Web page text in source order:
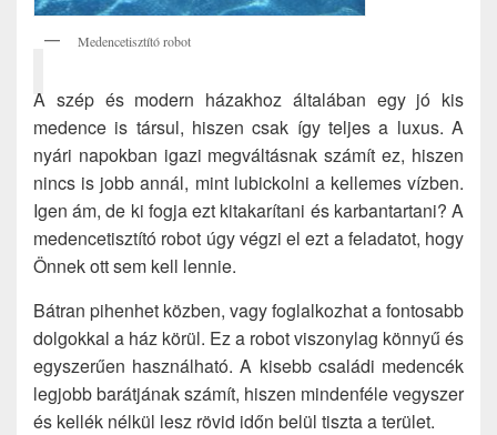
Medencetisztító robot
A szép és modern házakhoz általában egy jó kis
medence is társul, hiszen csak így teljes a luxus. A
nyári napokban igazi megváltásnak számít ez, hiszen
nincs is jobb annál, mint lubickolni a kellemes vízben.
Igen ám, de ki fogja ezt kitakarítani és karbantartani? A
medencetisztító robot úgy végzi el ezt a feladatot, hogy
Önnek ott sem kell lennie.
Bátran pihenhet közben, vagy foglalkozhat a fontosabb
dolgokkal a ház körül. Ez a robot viszonylag könnyű és
egyszerűen használható. A kisebb családi medencék
legjobb barátjának számít, hiszen mindenféle vegyszer
és kellék nélkül lesz rövid időn belül tiszta a terület.